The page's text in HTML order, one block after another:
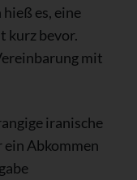
es, eine
kurz bevor.
mit
iranische
ein Abkommen